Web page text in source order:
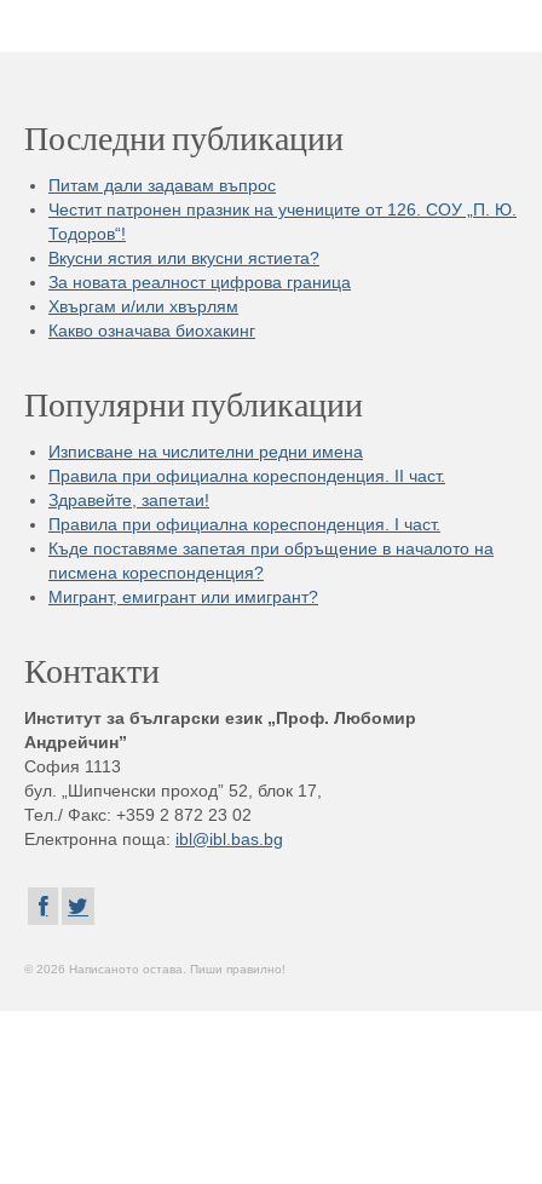
Последни публикации
Питам дали задавам въпрос
Честит патронен празник на учениците от 126. СОУ „П. Ю.
Тодоров“!
Вкусни ястия или вкусни ястиета?
За новата реалност цифрова граница
Хвъргам и/или хвърлям
Какво означава биохакинг
Популярни публикации
Изписване на числителни редни имена
Правила при официална кореспонденция. II част.
Здравейте, запетаи!
Правила при официална кореспонденция. I част.
Къде поставяме запетая при обръщение в началото на
писмена кореспонденция?
Мигрант, емигрант или имигрант?
Контакти
Институт за български език „Проф. Любомир
Андрейчин”
София 1113
бул. „Шипченски проход” 52, блок 17,
Тел./ Факс: +359 2 872 23 02
Електронна поща: ibl@ibl.bas.bg
© 2026 Написаното остава. Пиши правилно!